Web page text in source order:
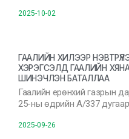
2025-10-02
ГААЛИЙН ХИЛЭЭР
ХЭРЭГСЭЛД ГААЛИЙН
ШИНЭЧЛЭН БАТАЛЛАА
Гаалийн ерөнхий газрын
25-ны өдрийн А/337
2025-09-26